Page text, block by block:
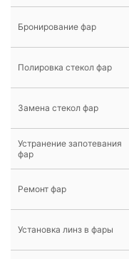
Бронирование фар
Полировка стекол фар
Замена стекол фар
Устранение запотевания
фар
Ремонт фар
Установка линз в фары